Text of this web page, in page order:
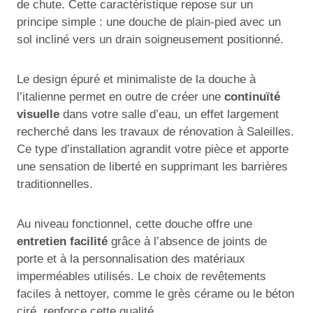
de chute. Cette caractéristique repose sur un
principe simple : une douche de plain-pied avec un
sol incliné vers un drain soigneusement positionné.
Le design épuré et minimaliste de la douche à
l’italienne permet en outre de créer une continuïté
visuelle dans votre salle d’eau, un effet largement
recherché dans les travaux de rénovation à Saleilles.
Ce type d’installation agrandit votre pièce et apporte
une sensation de liberté en supprimant les barrières
traditionnelles.
Au niveau fonctionnel, cette douche offre une
entretien facilité grâce à l’absence de joints de
porte et à la personnalisation des matériaux
imperméables utilisés. Le choix de revêtements
faciles à nettoyer, comme le grès cérame ou le béton